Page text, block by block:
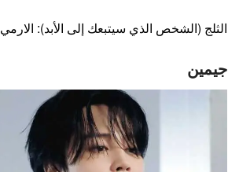
الثلج (الشخص الذي سيتبعك إلى الأبد): الارمي
جيمين